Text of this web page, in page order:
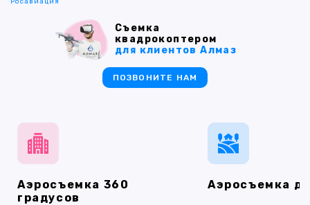
Аэросъемка 360
градусов
Аэросъемка
Съемка
квадрокоптером
для клиентов Алмаз
ПОЗВОНИТЕ НАМ